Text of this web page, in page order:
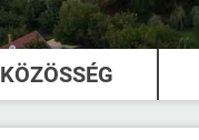
KÖZÖSSÉG